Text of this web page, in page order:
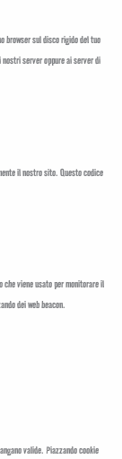
browser sul disco rigido del tuo
server oppure ai server di
il nostro sito. Questo codice
che viene usato per monitorare il
dei web beacon.
valide. Piazzando cookie